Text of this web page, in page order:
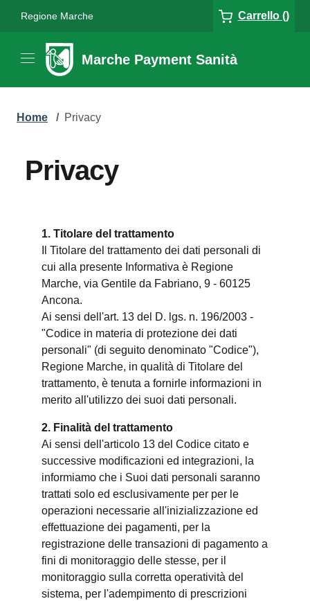
Regione Marche Carrello ()
Marche Payment Sanità
Home / Privacy
Privacy
1. Titolare del trattamento
Il Titolare del trattamento dei dati personali di
cui alla presente Informativa è Regione
Marche, via Gentile da Fabriano, 9 - 60125
Ancona.
Ai sensi dell'art. 13 del D. lgs. n. 196/2003 -
"Codice in materia di protezione dei dati
personali" (di seguito denominato "Codice"),
Regione Marche, in qualità di Titolare del
trattamento, è tenuta a fornirle informazioni in
merito all'utilizzo dei suoi dati personali.
2. Finalità del trattamento
Ai sensi dell'articolo 13 del Codice citato e
successive modificazioni ed integrazioni, la
informiamo che i Suoi dati personali saranno
trattati solo ed esclusivamente per per le
operazioni necessarie all'inizializzazione ed
effettuazione dei pagamenti, per la
registrazione delle transazioni di pagamento a
fini di monitoraggio delle stesse, per il
monitoraggio sulla corretta operatività del
sistema, per l'adempimento di prescrizioni